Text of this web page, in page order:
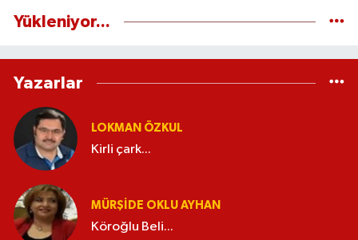
Yükleniyor...
Yazarlar
LOKMAN ÖZKUL
Kirli çark...
MÜRŞIDE OKLU AYHAN
Köroğlu Beli...